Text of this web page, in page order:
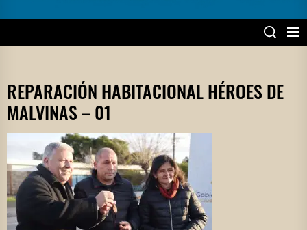
REPARACIÓN HABITACIONAL HÉROES DE
MALVINAS – 01